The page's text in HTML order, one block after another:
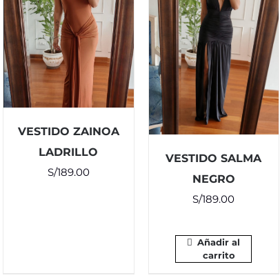
VESTIDO ZAINOA
LADRILLO
S/189.00
VESTIDO SALMA
NEGRO
S/189.00
Añadir al
carrito